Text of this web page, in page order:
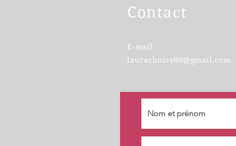
Contact
E-mail
laurachoisy80@gmail.com